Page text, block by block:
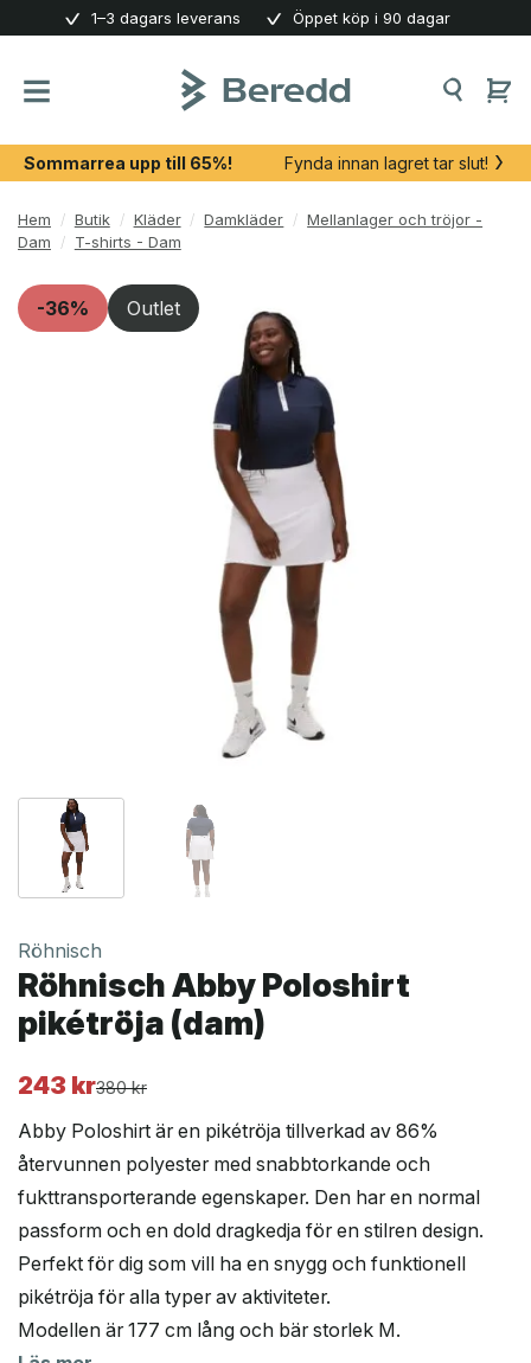
content
1–3 dagars leverans Öppet köp i 90 dagar
Sommarrea upp till 65%! Fynda innan lagret tar slut!
Hem / Butik / Kläder / Damkläder / Mellanlager och tröjor -
Dam
/ T-shirts - Dam
-36% Outlet
Röhnisch
Röhnisch Abby Poloshirt
pikétröja (dam)
380kr
Det
priset
var:
380 kr.
243 kr
Det
priset
är:
243 kr.
Abby Poloshirt är en pikétröja tillverkad av 86%
återvunnen polyester med snabbtorkande och
fukttransporterande egenskaper. Den har en normal
passform och en dold dragkedja för en stilren design.
Perfekt för dig som vill ha en snygg och funktionell
pikétröja för alla typer av aktiviteter.
Modellen är 177 cm lång och bär storlek M.